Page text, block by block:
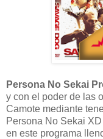
Persona No Sekai
y con el poder de las
Camote mediante
Persona No Sekai XD
en este programa